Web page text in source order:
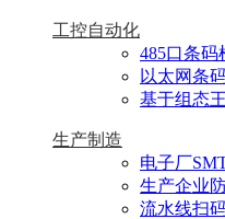
工控自动化
485口条码
以太网条
基于组态
生产制造
电子厂
生产企业
流水线扫